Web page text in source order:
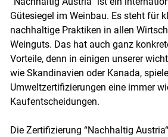
Gütesiegel im Weinbau. Es steht für
nachhaltige Praktiken in allen
Weinguts. Das hat auch ganz
Vorteile, denn in einigen unserer
wie Skandinavien oder Kanada,
Umweltzertifizierungen eine immer
Kaufentscheidungen.
Die Zertifizierung “Nachhaltig